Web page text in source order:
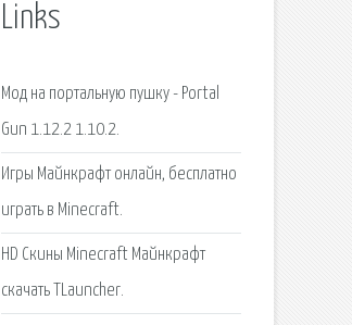
Links
Мод на портальную пушку - Portal
Gun 1.12.2 1.10.2.
Игры Майнкрафт онлайн, бесплатно
играть в Minecraft.
HD Скины Minecraft Майнкрафт
скачать TLauncher.